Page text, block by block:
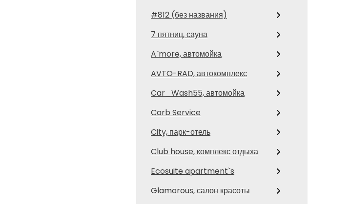
#812 (без названия)
7 пятниц, сауна
A`more, автомойка
AVTO-RAD, автокомплекс
Car_Wash55, автомойка
Carb Service
City, парк-отель
Club house, комплекс отдыха
Ecosuite apartment`s
Glamorous, салон красоты